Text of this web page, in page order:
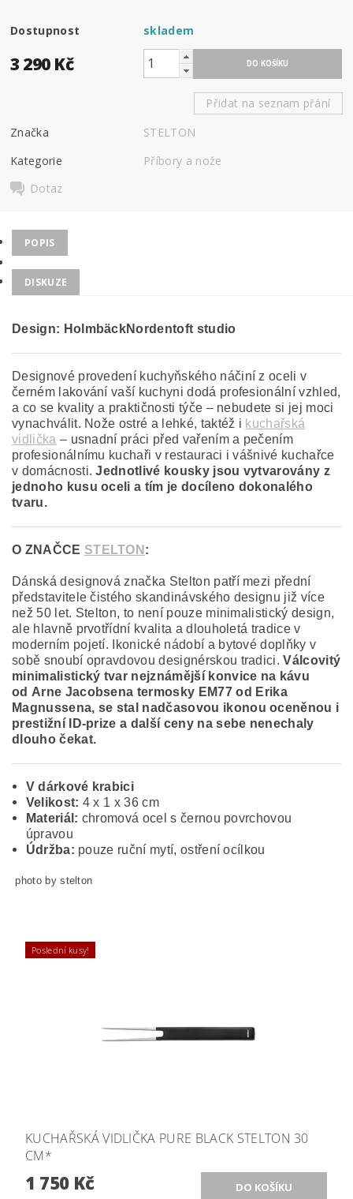
Dostupnost skladem
3 290 Kč
Přidat na seznam přání
Značka
STELTON
Kategorie
Příbory a nože
Dotaz
POPIS
DISKUZE
Design: HolmbäckNordentoft studio
Designové provedení kuchyňského náčiní z oceli v
černém lakování vaší kuchyni dodá profesionální vzhled,
a co se kvality a praktičnosti týče – nebudete si jej moci
vynachválit. Nože ostré a lehké, taktéž i kuchařská
vidlička – usnadní práci před vařením a pečením
profesionálnímu kuchaři v restauraci i vášnivé kuchařce
v domácnosti.Jednotlivé kousky jsou vytvarovány z
jednoho kusu oceli a tím je docíleno dokonalého
tvaru.
O ZNAČCE STELTON :
Dánská designová značka Stelton patří mezi přední
představitele čistého skandinávského designu již více
než 50 let. Stelton, to není pouze minimalistický design,
ale hlavně prvotřídní kvalita a dlouholetá tradice v
moderním pojetí. Ikonické nádobí a bytové doplňky v
sobě snoubí opravdovou designérskou tradici.Válcovitý
minimalistický tvar nejznámější konvice na kávu
od Arne Jacobsena termosky EM77 od Erika
Magnussena, se stal nadčasovou ikonou oceněnou i
prestižní ID-prize a další ceny na sebe nenechaly
dlouho čekat.
V dárkové krabici
Velikost: 4 x 1 x 36 cm
Materiál: chromová ocel s černou povrchovou
úpravou
Údržba: pouze ruční mytí, ostření ocílkou
photo by stelton
Poslední kusy!
KUCHAŘSKÁ VIDLIČKA PURE BLACK STELTON 30
CM*
1 750 Kč